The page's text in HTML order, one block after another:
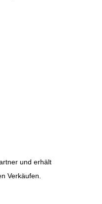
und erhält
Verkäufen.